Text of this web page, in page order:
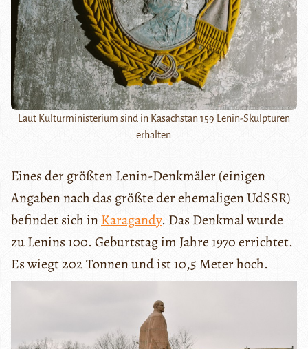
Laut Kulturministerium sind in Kasachstan 159 Lenin-Skulpturen
erhalten
Eines der größten Lenin-Denkmäler (einigen
Angaben nach das größte der ehemaligen UdSSR)
befindet sich inKaragandy. Das Denkmal wurde
zu Lenins 100. Geburtstag im Jahre 1970 errichtet.
Es wiegt 202 Tonnen und ist 10,5 Meter hoch.